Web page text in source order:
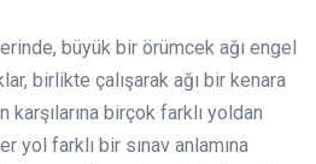
büyük bir örümcek ağı engel
birlikte çalışarak ağı bir kenara
karşılarına birçok farklı yoldan
yol farklı bir sınav anlamına